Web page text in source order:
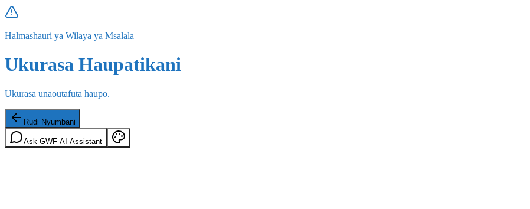
Halmashauri ya Wilaya ya Msalala
Ukurasa Haupatikani
Ukurasa unaoutafuta haupo.
Rudi Nyumbani
Ask GWF AI Assistant